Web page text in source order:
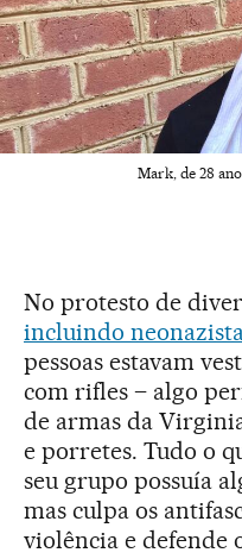
Mark, de 28
No protesto de
incluindo
pessoas estavam
com rifles – algo
de armas da
e porretes. Tudo o
seu grupo possuía
mas culpa os
violência e defende